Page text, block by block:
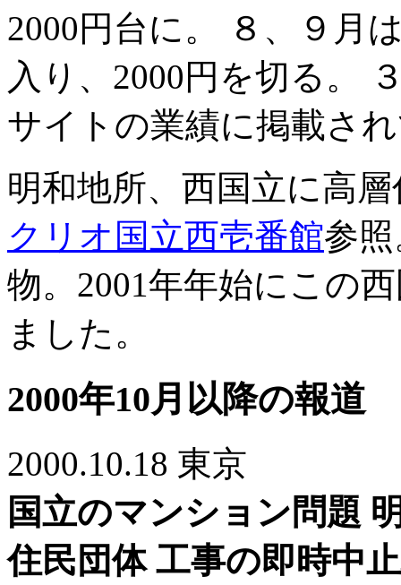
2000円台に。 ８、９月
入り、2000円を切る。
サイトの業績に掲載さ
明和地所、西国立に高
クリオ国立西壱番館参
物。2001年年始にこの
ました。
2000年10月以降の報道
2000.10.18 東京
国立のマンション問題
住民団体 工事の即時中